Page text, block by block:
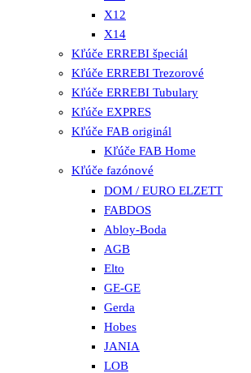
X12
X14
Kľúče ERREBI špeciál
Kľúče ERREBI Trezorové
Kľúče ERREBI Tubulary
Kľúče EXPRES
Kľúče FAB originál
Kľúče FAB Home
Kľúče fazónové
DOM / EURO ELZETT
FABDOS
Abloy-Boda
AGB
Elto
GE-GE
Gerda
Hobes
JANIA
LOB